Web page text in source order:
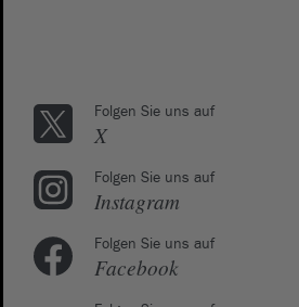
Folgen Sie uns auf
X
Folgen Sie uns auf
Instagram
Folgen Sie uns auf
Facebook